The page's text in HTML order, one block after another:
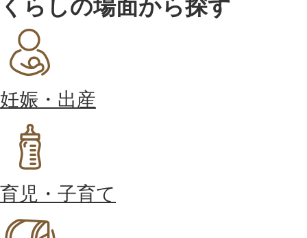
くらしの場面から探す
妊娠・出産
育児・子育て